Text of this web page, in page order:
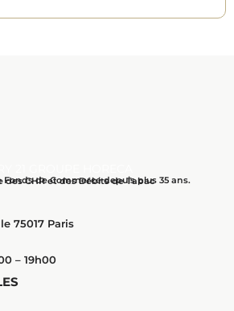
Fonds de Commerce depuis plus 35 ans.
des CHR et des Débits de Tabac
75017 Paris
– 19h00